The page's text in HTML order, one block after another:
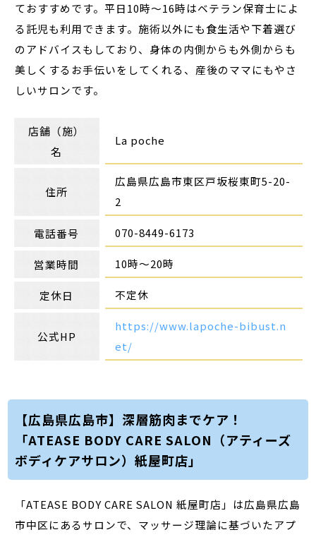
ておすすめです。平日10時～16時はベテラン保育士によ
る託児も利用できます。施術以外にも食生活や下着選び
のアドバイスもしており、身体の内側からも外側からも
美しくするお手伝いをしてくれる、産後のママにもやさ
しいサロンです。
店舗（施）
名
La poche
住所
広島県広島市東区戸坂桜東町5-20-
2
電話番号 070-8449-6173
営業時間 10時～20時
定休日 不定休
公式HP
https://www.lapoche-bibust.n
et/
【広島県広島市】深層筋肉までケア！
「ATEASE BODY CARE SALON（アティーズ
ボディケアサロン）紙屋町店」
「ATEASE BODY CARE SALON 紙屋町店」は広島県広島
市中区にあるサロンで、マッサージ理論に基づいたアプ